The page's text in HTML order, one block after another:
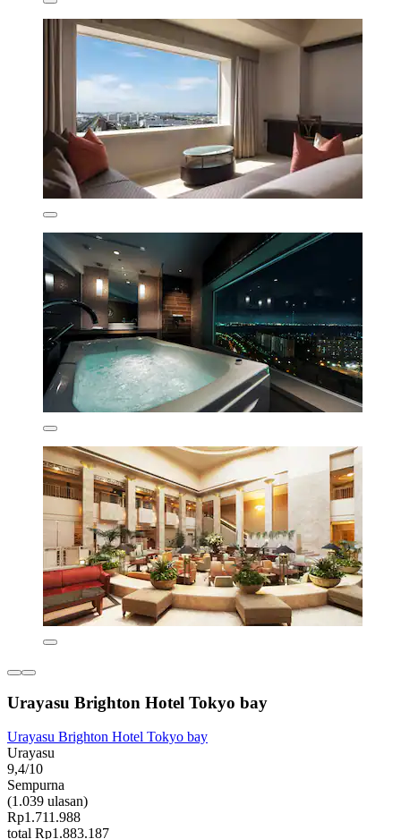
Urayasu Brighton Hotel Tokyo bay
Urayasu Brighton Hotel Tokyo bay
Urayasu
9,4/10
Sempurna
(1.039 ulasan)
Rp1.711.988
total Rp1.883.187